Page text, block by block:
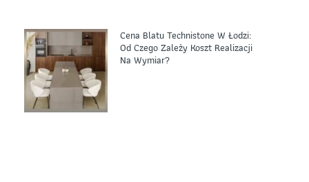
Cena Blatu Technistone W Łodzi:
Od Czego Zależy Koszt Realizacji
Na Wymiar?